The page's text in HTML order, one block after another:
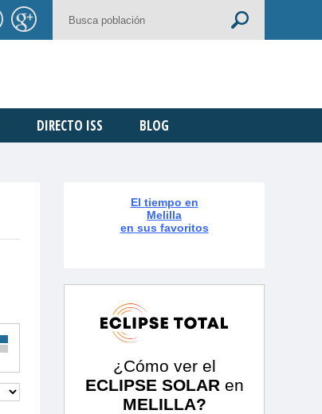
DIRECTO ISS BLOG
El tiempo en
Melilla
en sus favoritos
¿Cómo ver el
ECLIPSE SOLAR en
MELILLA?